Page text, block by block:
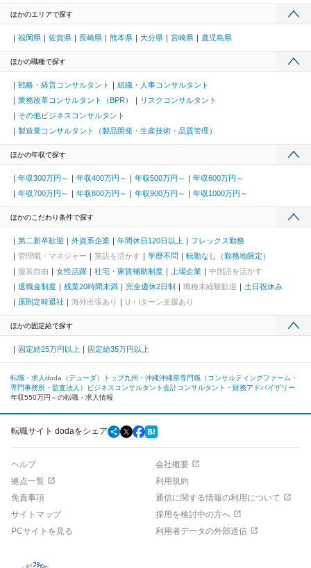
ほかのエリアで探す
福岡県 佐賀県 長崎県 熊本県 大分県 宮崎県 鹿児島県
ほかの職種で探す
戦略・経営コンサルタント
組織・人事コンサルタント
業務改革コンサルタント（BPR）
リスクコンサルタント
その他ビジネスコンサルタント
製造業コンサルタント（製品開発・生産技術・品質管理）
ほかの年収で探す
年収300万円～ 年収400万円～ 年収500万円～
年収600万円～
年収700万円～
年収800万円～ 年収900万円～ 年収1000万円～
ほかのこだわり条件で探す
第二新卒歓迎 外資系企業 年間休日120日以上
フレックス勤務
管理職・マネジャー
英語を活かす 学歴不問
転勤なし（勤務地限定）
服装自由
女性活躍 社宅・家賃補助制度 上場企業
中国語を活かす
退職金制度
残業20時間未満 完全週休2日制 職種未経験歓迎
土日祝休み
原則定時退社
海外出張あり U・Iターン支援あり
ほかの固定給で探す
固定給25万円以上 固定給35万円以上
転職・求人doda（デューダ）トップ九州・沖縄沖縄県専門職（コンサルティングファーム・
専門事務所・監査法人）
ビジネスコンサルタント会計コンサルタント・財務アドバイザリー
年収550万円～の転職・求人情報
転職サイト dodaをシェア
ヘルプ
会社概要
拠点一覧
利用規約
免責事項
通信に関する情報の利用について
サイトマップ
採用を検討中の方へ
PCサイトを見る
利用者データの外部送信